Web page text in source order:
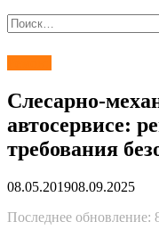
Найти:
Слесарно-
автосервисе:
требования
08.05.201908.09.2025
Последнее обновление: